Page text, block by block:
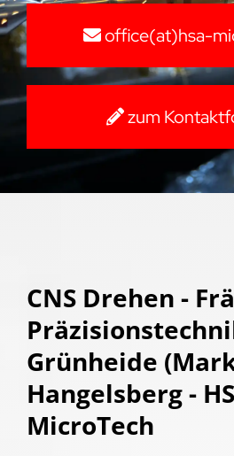
office(at)hsa-
zum
CNS Drehen -
Grünheide
Hangelsberg -
MicroTech